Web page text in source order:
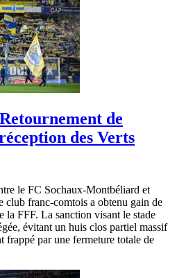
de
des Verts
le FC Sochaux-Montbéliard et
franc-comtois a obtenu gain de
la FFF. La sanction visant le stade
évitant un huis clos partiel massif
frappé par une fermeture totale de